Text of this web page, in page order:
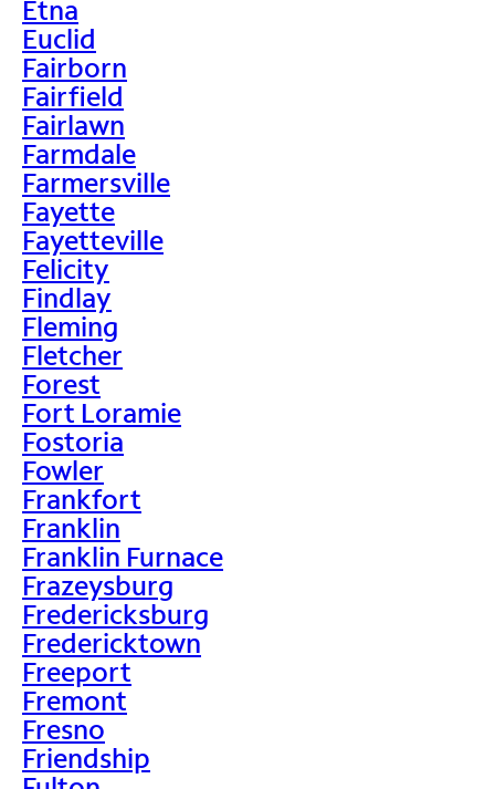
Etna
Euclid
Fairborn
Fairfield
Fairlawn
Farmdale
Farmersville
Fayette
Fayetteville
Felicity
Findlay
Fleming
Fletcher
Forest
Fort Loramie
Fostoria
Fowler
Frankfort
Franklin
Franklin Furnace
Frazeysburg
Fredericksburg
Fredericktown
Freeport
Fremont
Fresno
Friendship